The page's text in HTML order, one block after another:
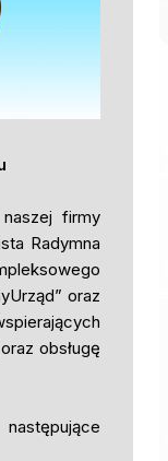
firmy
Radymna
oraz
obsługę